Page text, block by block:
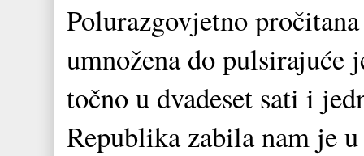
Polurazgovjetno
umnožena do
točno u dvadeset sati i
Republika zabila nam je